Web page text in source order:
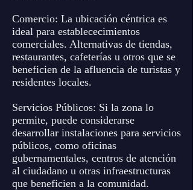
Comercio: La ubicación céntrica es
ideal para establececimientos
comerciales. Alternativas de tiendas,
restaurantes, cafeterías u otros que se
beneficien de la afluencia de turistas y
residentes locales.
Servicios Públicos: Si la zona lo
permite, puede considerarse
desarrollar instalaciones para servicios
públicos, como oficinas
gubernamentales, centros de atención
al ciudadano u otras infraestructuras
que beneficien a la comunidad.